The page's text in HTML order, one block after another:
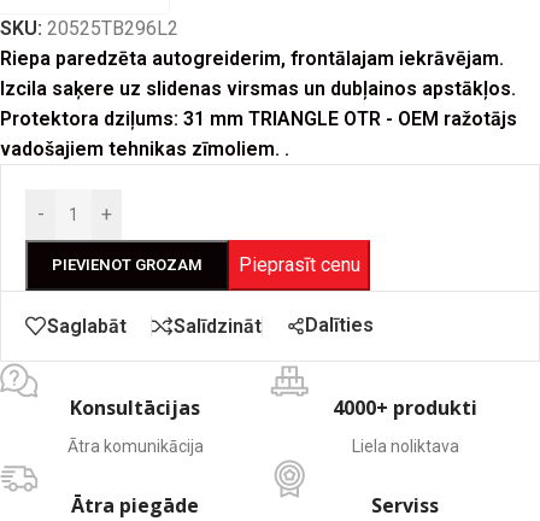
SKU: 20525TB296L2
Riepa paredzēta autogreiderim, frontālajam iekrāvējam.
Izcila saķere uz slidenas virsmas un dubļainos apstākļos.
Protektora dziļums: 31 mm TRIANGLE OTR - OEM ražotājs
vadošajiem tehnikas zīmoliem. .
- +
PIEVIENOT GROZAM Pieprasīt cenu
Saglabāt Salīdzināt Dalīties
Konsultācijas
Ātra komunikācija
4000+ produkti
Liela noliktava
Ātra piegāde Serviss